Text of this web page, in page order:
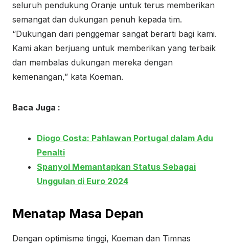
seluruh pendukung Oranje untuk terus memberikan
semangat dan dukungan penuh kepada tim.
“Dukungan dari penggemar sangat berarti bagi kami.
Kami akan berjuang untuk memberikan yang terbaik
dan membalas dukungan mereka dengan
kemenangan,” kata Koeman.
Baca Juga :
Diogo Costa: Pahlawan Portugal dalam Adu
Penalti
Spanyol Memantapkan Status Sebagai
Unggulan di Euro 2024
Menatap Masa Depan
Dengan optimisme tinggi, Koeman dan Timnas